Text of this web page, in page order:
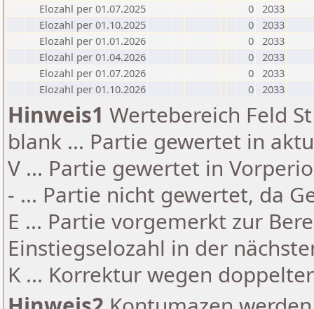
Elozahl per 01.07.2025
0 2033
Elozahl per 01.10.2025
0 2033
Elozahl per 01.01.2026
0 2033
Elozahl per 01.04.2026
0 2033
Elozahl per 01.07.2026
0 2033
Elozahl per 01.10.2026
0 2033
Hinweis1 Wertebereich Feld
blank ... Partie gewertet in
V ... Partie gewertet in
- ... Partie nicht gewertet, da
E ... Partie vorgemerkt zur
Einstiegselozahl in der
K ... Korrektur wegen